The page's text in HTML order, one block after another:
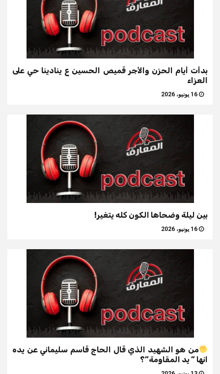
بدأت أيام الحزن والأجر قميص الحسين ع ينادينا حي على
العزاء
بين ليلة وضحاها الكون كله يتغير!
من هو الشهيد الذي قال الحاج قاسم سليماني عن يده
انها ” يد المقاومة”؟